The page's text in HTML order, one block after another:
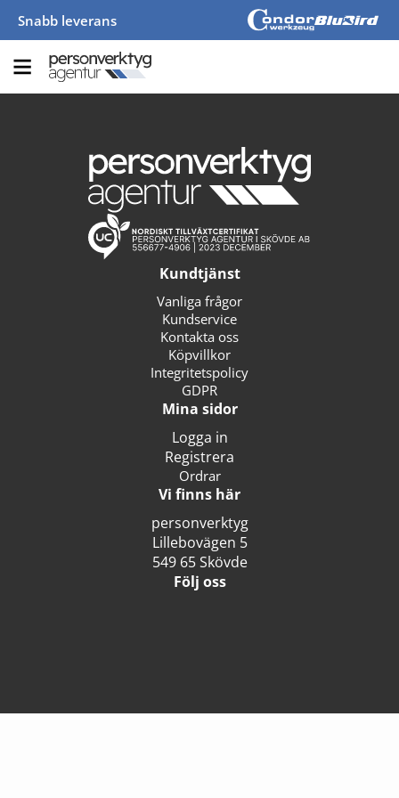
Snabb leverans
Kundtjänst
Vanliga frågor
Kundservice
Kontakta oss
Köpvillkor
Integritetspolicy
GDPR
Mina sidor
Logga in
Registrera
Ordrar
Vi finns här
personverktyg
Lillebovägen 5
549 65 Skövde
Följ oss